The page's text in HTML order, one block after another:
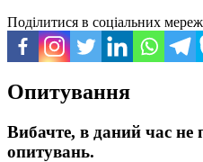
Поділитися в соціальних
Опитування
Вибачте, в даний час не
опитувань.